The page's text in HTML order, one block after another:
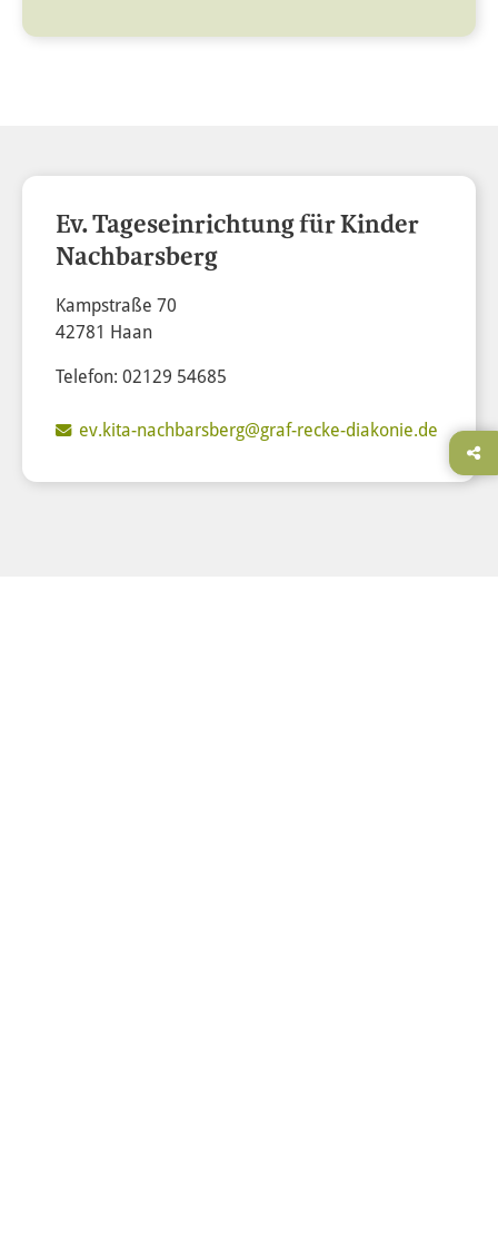
Ev. Tageseinrichtung für Kinder
Nachbarsberg
Kampstraße 70
42781 Haan
Telefon: 02129 54685
ev.kita-nachbarsberg@graf-recke-diakonie.de